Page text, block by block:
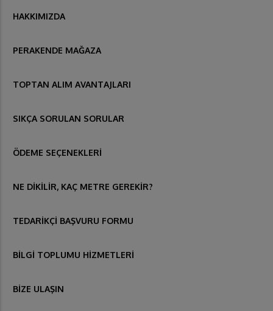
HAKKIMIZDA
PERAKENDE MAĞAZA
TOPTAN ALIM AVANTAJLARI
SIKÇA SORULAN SORULAR
ÖDEME SEÇENEKLERİ
NE DİKİLİR, KAÇ METRE GEREKİR?
TEDARİKÇİ BAŞVURU FORMU
BİLGİ TOPLUMU HİZMETLERİ
BİZE ULAŞIN